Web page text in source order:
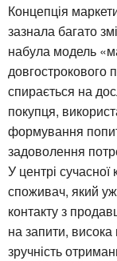
Концепція
зазнала багато
набула модель
довгострокового
спирається на
покупця,
формування
задоволення
У центрі
споживач, який
контакту з
на запити,
зручність